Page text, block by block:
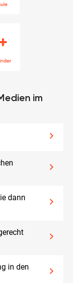
im
keyboard_arrow_right
keyboard_arrow_right
dann
keyboard_arrow_right
keyboard_arrow_right
in den
keyboard_arrow_right